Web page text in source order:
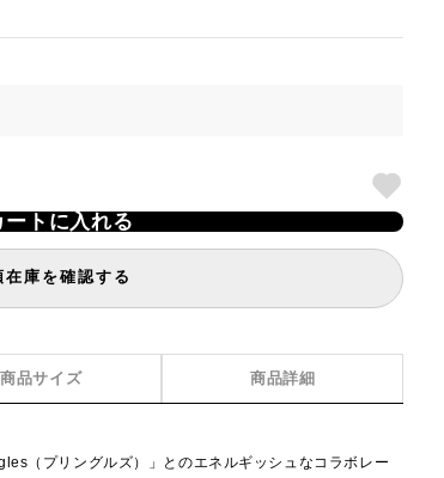
ートに入れる
在庫を確認する
商品サイズ 商品詳細
（プリングルズ）」とのエネルギッシュなコラボレー